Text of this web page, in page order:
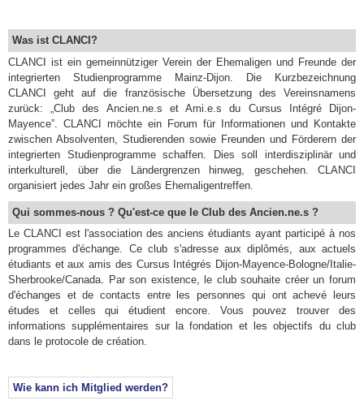
Was ist CLANCI?
CLANCI ist ein gemeinnütziger Verein der Ehemaligen und Freunde der
integrierten Studienprogramme Mainz-Dijon. Die Kurzbezeichnung
CLANCI geht auf die französische Übersetzung des Vereinsnamens
zurück: „Club des Ancien.ne.s et Ami.e.s du Cursus Intégré Dijon-
Mayence”. CLANCI möchte ein Forum für Informationen und Kontakte
zwischen Absolventen, Studierenden sowie Freunden und Förderern der
integrierten Studienprogramme schaffen. Dies soll interdisziplinär und
interkulturell, über die Ländergrenzen hinweg, geschehen. CLANCI
organisiert jedes Jahr ein großes Ehemaligentreffen.
Qui sommes-nous ? Qu'est-ce que le Club des Ancien.ne.s ?
Le CLANCI est l'association des anciens étudiants ayant participé à nos
programmes d'échange. Ce club s'adresse aux diplômés, aux actuels
étudiants et aux amis des Cursus Intégrés Dijon-Mayence-Bologne/Italie-
Sherbrooke/Canada. Par son existence, le club souhaite créer un forum
d'échanges et de contacts entre les personnes qui ont achevé leurs
études et celles qui étudient encore. Vous pouvez trouver des
informations supplémentaires sur la fondation et les objectifs du club
dans le protocole de création.
Wie kann ich Mitglied werden?